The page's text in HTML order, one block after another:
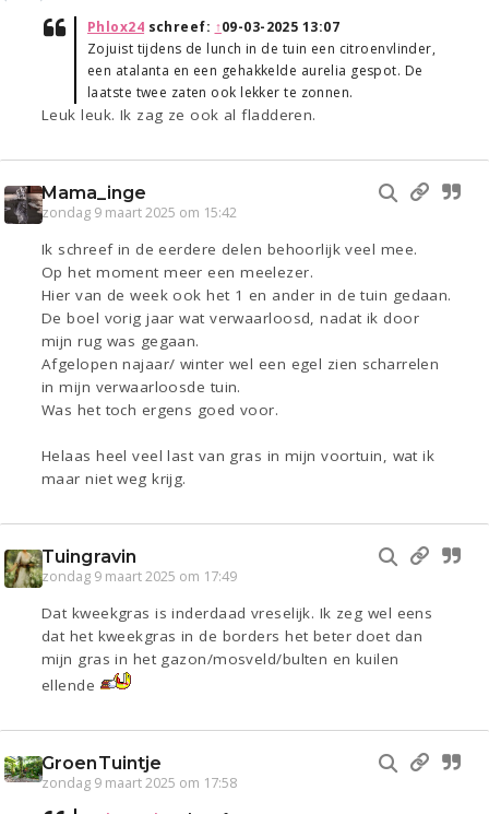
Phlox24 schreef: ↑09-03-2025 13:07
Zojuist tijdens de lunch in de tuin een citroenvlinder,
een atalanta en een gehakkelde aurelia gespot. De
laatste twee zaten ook lekker te zonnen.
Leuk leuk. Ik zag ze ook al fladderen.
Mama_inge
zondag 9 maart 2025 om 15:42
Ik schreef in de eerdere delen behoorlijk veel mee.
Op het moment meer een meelezer.
Hier van de week ook het 1 en ander in de tuin gedaan.
De boel vorig jaar wat verwaarloosd, nadat ik door
mijn rug was gegaan.
Afgelopen najaar/ winter wel een egel zien scharrelen
in mijn verwaarloosde tuin.
Was het toch ergens goed voor.
Helaas heel veel last van gras in mijn voortuin, wat ik
maar niet weg krijg.
Tuingravin
zondag 9 maart 2025 om 17:49
Dat kweekgras is inderdaad vreselijk. Ik zeg wel eens
dat het kweekgras in de borders het beter doet dan
mijn gras in het gazon/mosveld/bulten en kuilen
ellende
GroenTuintje
zondag 9 maart 2025 om 17:58